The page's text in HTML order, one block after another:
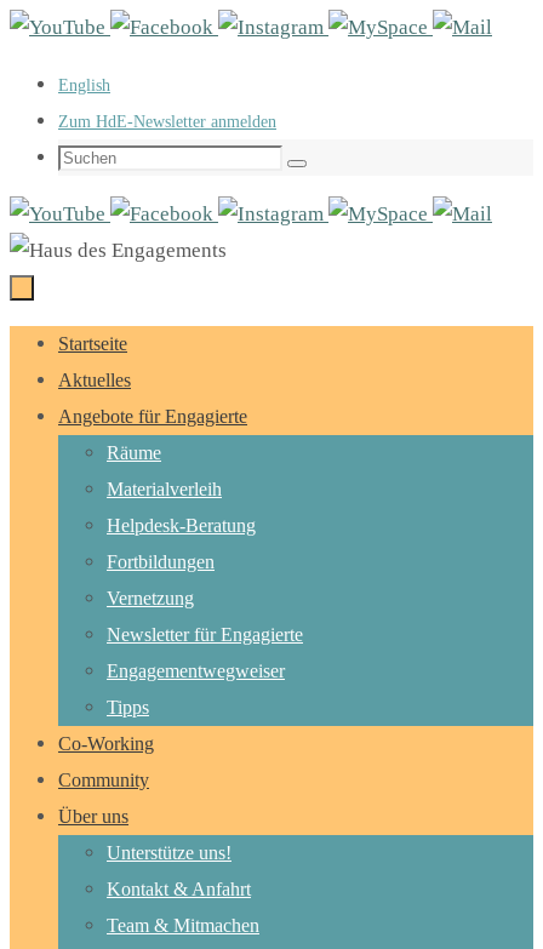
Zum
springen
English
Zum HdE-Newsletter anmelden
Suchen
Suchen
Zum
Inhalt
springen
Startseite
Aktuelles
Angebote für Engagierte
Räume
Materialverleih
Helpdesk-Beratung
Fortbildungen
Vernetzung
Newsletter für Engagierte
Engagementwegweiser
Tipps
Co-Working
Community
Über uns
Unterstütze uns!
Kontakt & Anfahrt
Team & Mitmachen